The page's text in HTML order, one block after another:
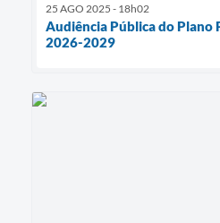
25 AGO 2025 - 18h02
Audiência Pública do Plano
2026-2029